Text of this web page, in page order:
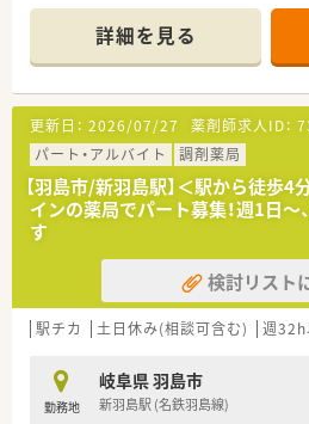
【店舗情報と応需状況について】
■岐阜県大垣市に位置し、最寄り
で通勤できる地域密着型の調剤薬
■1日に約60枚の処方箋を受け付
数の科目を応需している店舗とな
■現在は薬剤師2名体制で運営して
寧に向き合える落ち着いた環境が
【職場環境と雰囲気】
クを大切にしながら和やかに働け
■忘年会などの社内イベントも定
や正社員を問わずコミュニケーシ
■白衣や調剤印の貸与など、日常
【こんな方が活躍中】
■多科目の処方箋に対応するため
詳細を見る
更新日： 2026/07/27 薬剤師求人ID：
パート・アルバイト
調剤薬局
【羽島市/新羽島駅】＜駅から徒歩
インの薬局でパート募集！週1日～
す
検討リスト
駅チカ 土日休み(相談可含む) 週32h
勤務地
岐阜県 羽島市
新羽島駅 (名鉄羽島線)